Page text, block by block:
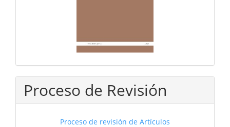
Proceso de Revisión
Proceso de revisión de Artículos